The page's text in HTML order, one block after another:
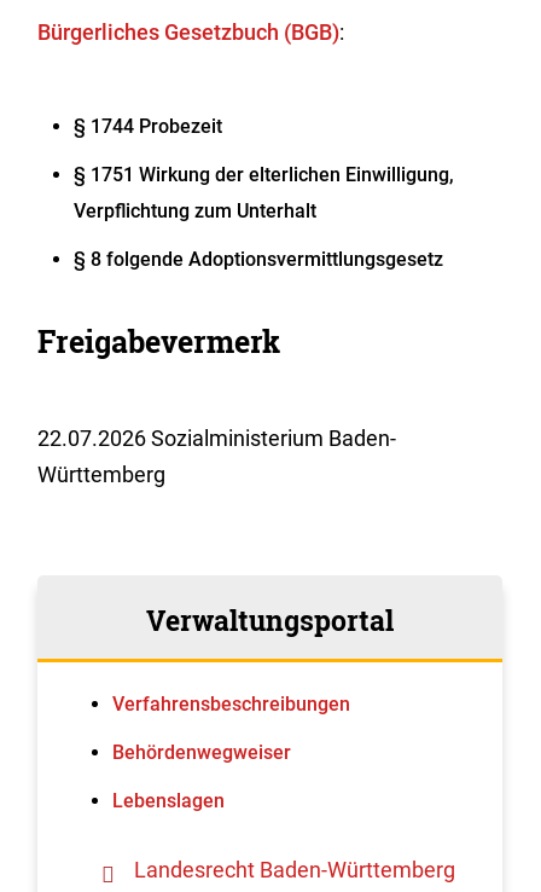
Bürgerliches Gesetzbuch (BGB):
§ 1744 Probezeit
§ 1751 Wirkung der elterlichen Einwilligung,
Verpflichtung zum Unterhalt
§ 8 folgende Adoptionsvermittlungsgesetz
Freigabevermerk
22.07.2026 Sozialministerium Baden-
Württemberg
Verwaltungsportal
Verfahrens­beschreibungen
Behördenwegweiser
Lebenslagen
Landesrecht Baden-Württemberg